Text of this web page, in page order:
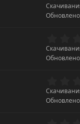
Обновлено
Обновлено
Обновлено